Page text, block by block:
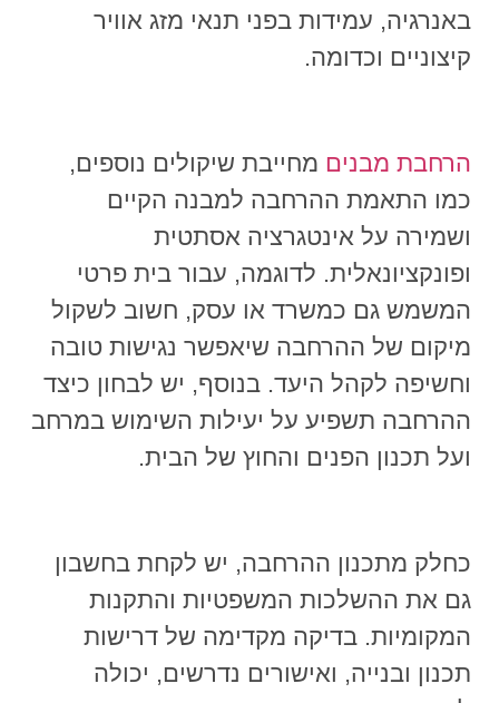
באנרגיה, עמידות בפני תנאי מזג אוויר
קיצוניים וכדומה.
הרחבת מבנים מחייבת שיקולים נוספים,
כמו התאמת ההרחבה למבנה הקיים
ושמירה על אינטגרציה אסתטית
ופונקציונאלית. לדוגמה, עבור בית פרטי
המשמש גם כמשרד או עסק, חשוב לשקול
מיקום של ההרחבה שיאפשר נגישות טובה
וחשיפה לקהל היעד. בנוסף, יש לבחון כיצד
ההרחבה תשפיע על יעילות השימוש במרחב
ועל תכנון הפנים והחוץ של הבית.
כחלק מתכנון ההרחבה, יש לקחת בחשבון
גם את ההשלכות המשפטיות והתקנות
המקומיות. בדיקה מקדימה של דרישות
תכנון ובנייה, ואישורים נדרשים, יכולה